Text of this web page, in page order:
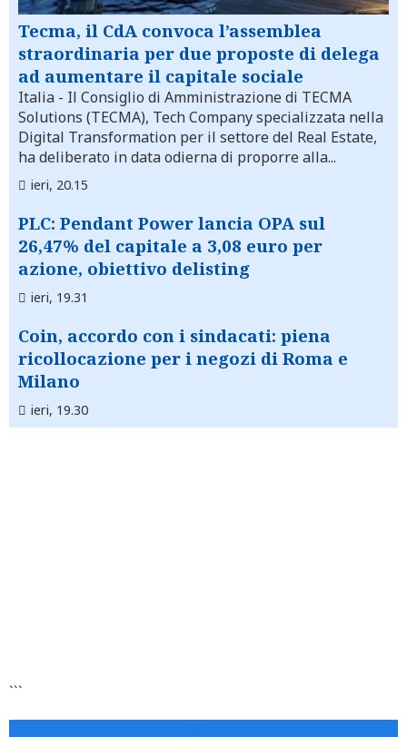
Tecma, il CdA convoca l’assemblea
straordinaria per due proposte di delega
ad aumentare il capitale sociale
Italia - Il Consiglio di Amministrazione di TECMA
Solutions (TECMA), Tech Company specializzata nella
Digital Transformation per il settore del Real Estate,
ha deliberato in data odierna di proporre alla...
ieri, 20.15
PLC: Pendant Power lancia OPA sul
26,47% del capitale a 3,08 euro per
azione, obiettivo delisting
ieri, 19.31
Coin, accordo con i sindacati: piena
ricollocazione per i negozi di Roma e
Milano
ieri, 19.30
```